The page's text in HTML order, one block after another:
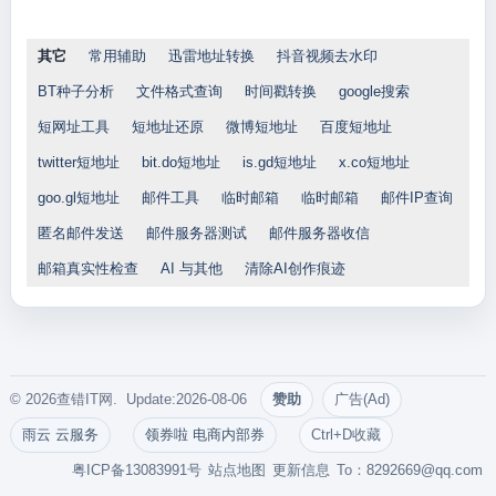
其它 常用辅助 迅雷地址转换 抖音视频去水印
BT种子分析 文件格式查询 时间戳转换 google搜索
短网址工具 短地址还原 微博短地址 百度短地址
twitter短地址 bit.do短地址 is.gd短地址 x.co短地址
goo.gl短地址 邮件工具 临时邮箱 临时邮箱 邮件IP查询
匿名邮件发送 邮件服务器测试 邮件服务器收信
邮箱真实性检查 AI 与其他 清除AI创作痕迹
© 2026查错IT网. Update:2026-08-06 赞助 广告(Ad)
雨云 云服务 领券啦 电商内部券 Ctrl+D收藏
To：8292669@qq.com
更新信息
站点地图
粤ICP备13083991号